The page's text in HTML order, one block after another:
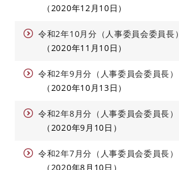
2020年12月10日
令和2年10月分（人事委員会委員長）
2020年11月10日
令和2年9月分（人事委員会委員長）
2020年10月13日
令和2年8月分（人事委員会委員長）
2020年9月10日
令和2年7月分（人事委員会委員長）
2020年8月10日